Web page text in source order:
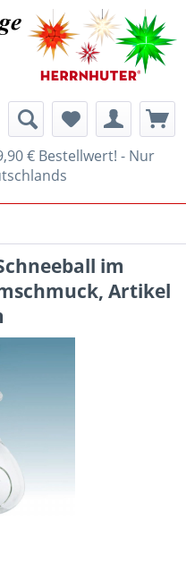
€ Bestellwert! - Nur
im
Artikel